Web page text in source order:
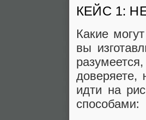
КЕЙС 1:
Какие
вы
доверяете,
идти на
способами: